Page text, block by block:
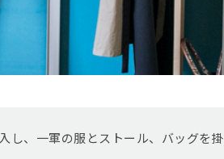
し、一軍の服とストール、バッグを掛